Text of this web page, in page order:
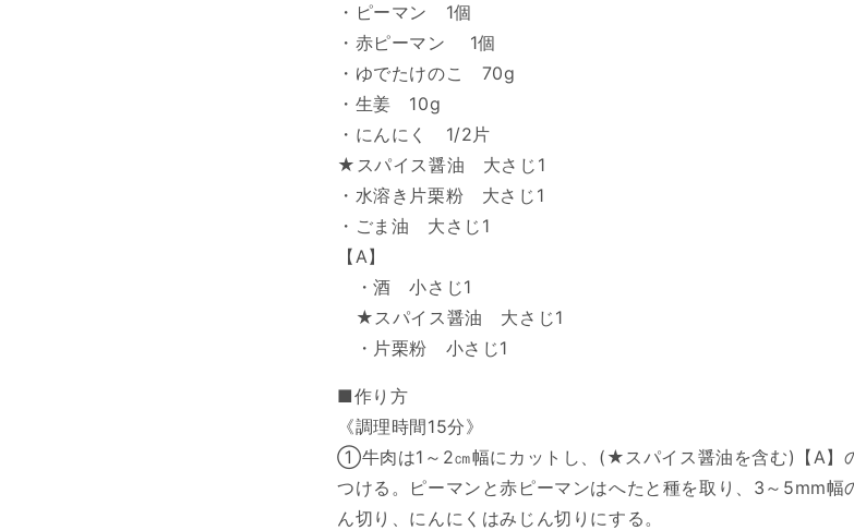
・ピーマン 1個
・赤ピーマン 1個
・ゆでたけのこ 70g
・生姜 10g
・にんにく 1/2片
★スパイス醤油 大さじ1
・水溶き片栗粉 大さじ1
・ごま油 大さじ1
【A】
・酒 小さじ1
★スパイス醤油 大さじ1
・片栗粉 小さじ1
■作り方
《調理時間15分》
①牛肉は1～2㎝幅にカットし、(★スパイス醤油を含む)【A】
つける。ピーマンと赤ピーマンはへたと種を取り、3～5mm幅
ん切り、にんにくはみじん切りにする。